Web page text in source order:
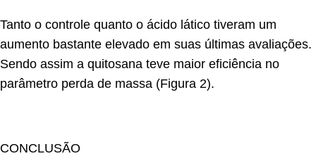
Tanto o controle quanto o ácido lático tiveram um
aumento bastante elevado em suas últimas avaliações.
Sendo assim a quitosana teve maior eficiência no
parâmetro perda de massa (Figura 2).
CONCLUSÃO